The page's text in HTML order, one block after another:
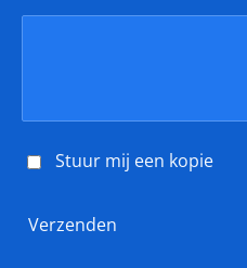
Stuur mij een kopie
Verzenden